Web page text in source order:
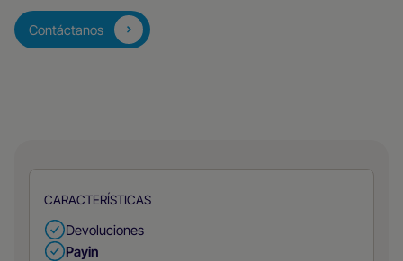
Contáctanos
CARACTERÍSTICAS
Devoluciones
Payin